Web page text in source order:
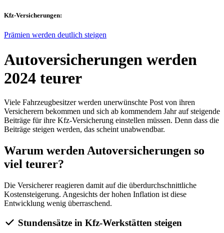
Kfz-Versicherungen:
Prämien werden deutlich steigen
Autoversicherungen werden
2024 teurer
Viele Fahrzeugbesitzer werden unerwünschte Post von ihren
Versicherern bekommen und sich ab kommendem Jahr auf steigende
Beiträge für ihre Kfz-Versicherung einstellen müssen. Denn dass die
Beiträge steigen werden, das scheint unabwendbar.
Warum werden Autoversicherungen so
viel teurer?
Die Versicherer reagieren damit auf die überdurchschnittliche
Kostensteigerung. Angesichts der hohen Inflation ist diese
Entwicklung wenig überraschend.
Stundensätze in Kfz-Werkstätten steigen